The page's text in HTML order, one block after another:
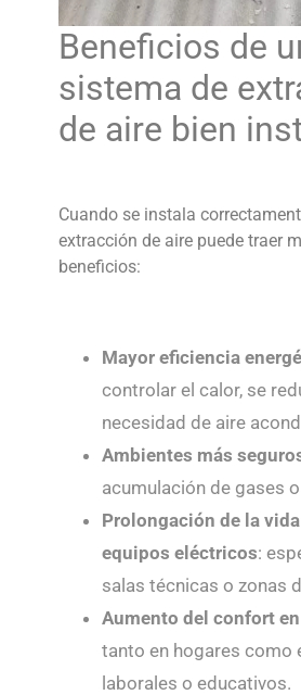
Beneficios de
sistema de
de aire bien
Cuando se instala
extracción de aire puede traer
beneficios:
Mayor eficiencia
controlar el calor, se
necesidad de aire
Ambientes más
acumulación de gases
Prolongación de la
equipos eléctricos:
salas técnicas o zonas
Aumento del confort
tanto en hogares como
laborales o educativos.